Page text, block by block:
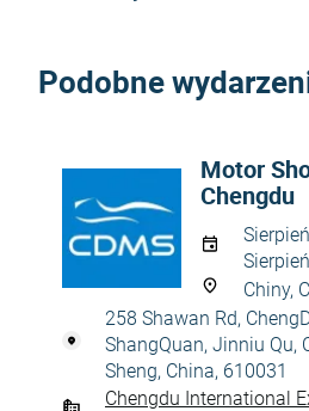
Podobne
Motor
Chengdu
Chiny,
258 Shawan Rd,
ShangQuan, Jinniu Qu,
Sheng, China, 610031
Chengdu International